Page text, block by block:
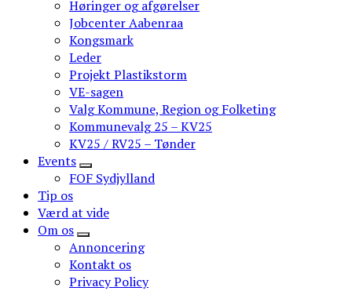
Høringer og afgørelser
Jobcenter Aabenraa
Kongsmark
Leder
Projekt Plastikstorm
VE-sagen
Valg Kommune, Region og Folketing
Kommunevalg 25 – KV25
KV25 / RV25 – Tønder
Events
FOF Sydjylland
Tip os
Værd at vide
Om os
Annoncering
Kontakt os
Privacy Policy